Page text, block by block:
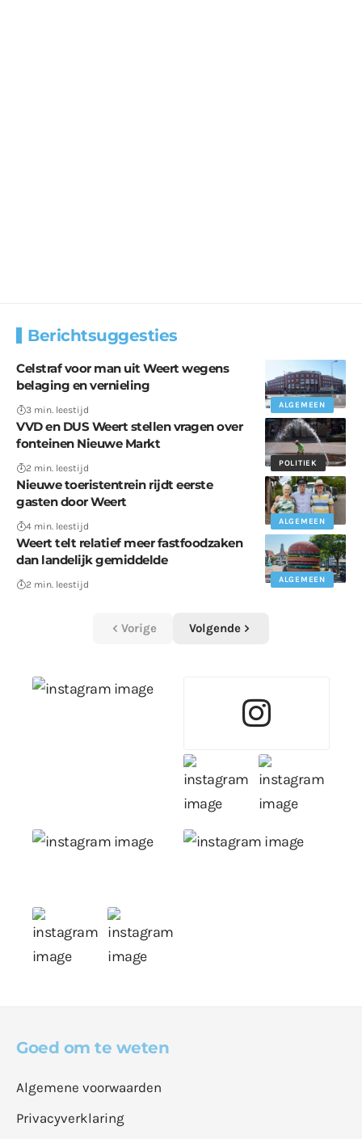
Berichtsuggesties
ALGEMEEN
Celstraf voor man uit Weert wegens
belaging en vernieling
3 min. leestijd
POLITIEK
VVD en DUS Weert stellen vragen over
fonteinen Nieuwe Markt
2 min. leestijd
ALGEMEEN
Nieuwe toeristentrein rijdt eerste
gasten door Weert
4 min. leestijd
ALGEMEEN
Weert telt relatief meer fastfoodzaken
dan landelijk gemiddelde
2 min. leestijd
Vorige Volgende
Goed om te weten
Algemene voorwaarden
Privacyverklaring